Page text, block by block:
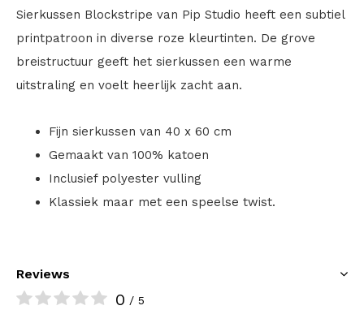
Sierkussen Blockstripe van Pip Studio heeft een subtiel
printpatroon in diverse roze kleurtinten. De grove
breistructuur geeft het sierkussen een warme
uitstraling en voelt heerlijk zacht aan.
Fijn sierkussen van 40 x 60 cm
Gemaakt van 100% katoen
Inclusief polyester vulling
Klassiek maar met een speelse twist.
Reviews
0 / 5